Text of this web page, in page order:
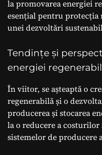
la promovarea energiei
esențial pentru
unei dezvoltări
Tendințe și
energiei
În viitor, se așteaptă o
regenerabilă și o
producerea și stocarea
la o reducere a
sistemelor de producere